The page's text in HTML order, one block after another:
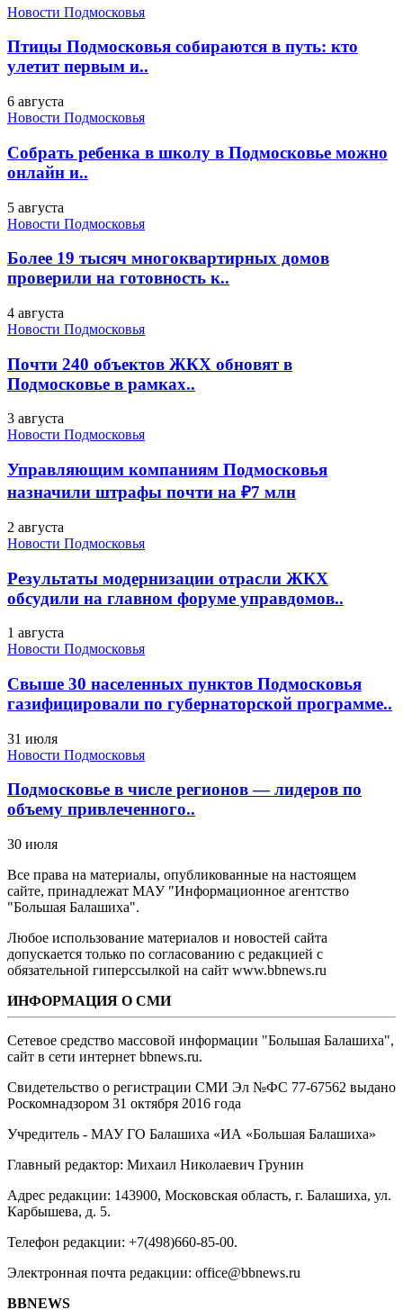
Новости Подмосковья
Птицы Подмосковья собираются в путь: кто
улетит первым и..
6 августа
Новости Подмосковья
Собрать ребенка в школу в Подмосковье можно
онлайн и..
5 августа
Новости Подмосковья
Более 19 тысяч многоквартирных домов
проверили на готовность к..
4 августа
Новости Подмосковья
Почти 240 объектов ЖКХ обновят в
Подмосковье в рамках..
3 августа
Новости Подмосковья
Управляющим компаниям Подмосковья
назначили штрафы почти на ₽7 млн
2 августа
Новости Подмосковья
Результаты модернизации отрасли ЖКХ
обсудили на главном форуме управдомов..
1 августа
Новости Подмосковья
Свыше 30 населенных пунктов Подмосковья
газифицировали по губернаторской программе..
31 июля
Новости Подмосковья
Подмосковье в числе регионов — лидеров по
объему привлеченного..
30 июля
Все права на материалы, опубликованные на настоящем
сайте, принадлежат МАУ "Информационное агентство
"Большая Балашиха".
Любое использование материалов и новостей сайта
допускается только по согласованию с редакцией с
обязательной гиперссылкой на сайт www.bbnews.ru
ИНФОРМАЦИЯ О СМИ
Сетевое средство массовой информации "Большая Балашиха",
сайт в сети интернет bbnews.ru.
Свидетельство о регистрации СМИ Эл №ФС ‎77-67562 выдано
Роскомнадзором 31 октября 2016 года
Учредитель - МАУ ГО Балашиха «ИА «Большая Балашиха»
Главный редактор: Михаил Николаевич Грунин
Адрес редакции: 143900, Московская область, г. Балашиха, ул.
Карбышева, д. 5.
Телефон редакции: +7(498)660-85-00.
Электронная почта редакции: office@bbnews.ru
BBNEWS